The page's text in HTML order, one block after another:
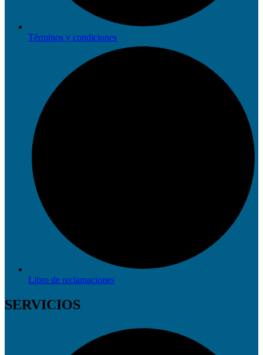
Términos y condiciones
Libro de reclamaciones
SERVICIOS